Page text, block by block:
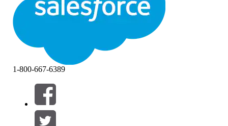
Cerrar Cerrar
Filtrar por (0)
SELECCIONAR FILTROS
1-800-667-6389